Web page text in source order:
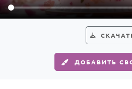
ДОБАВИТЬ